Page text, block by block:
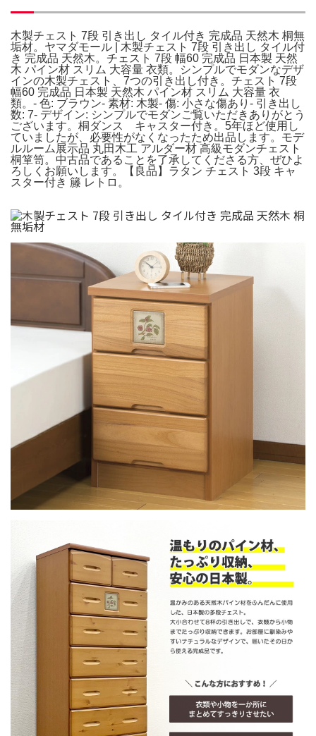
木製チェスト 7段 引き出し タイル付き 完成品 天然木 桐無
垢材。ヤマダモール | 木製チェスト 7段 引き出し タイル付
き 完成品 天然木。チェスト 7段 幅60 完成品 日本製 天然
木 パイン材 スリム 大容量 衣類。シンプルでモダンなデザ
インの木製チェスト、7つの引き出し付き。チェスト 7段
幅60 完成品 日本製 天然木 パイン材 スリム 大容量 衣
類。- 色: ブラウン- 素材: 木製- 傷: 小さな傷あり- 引き出し
数: 7- デザイン: シンプルでモダンご覧いただきありがとう
ございます。桐ダンス キャスター付き。5年ほど使用し
ていましたが、必要性がなくなったため出品します。モデ
ルルーム展示品 丸田木工 アルダー材 高級モダンチェスト
桐箪笥。中古品であることを了承してくださる方、ぜひよ
ろしくお願いします。【良品】ラタン チェスト 3段 キャ
スター付き 籐 レトロ。